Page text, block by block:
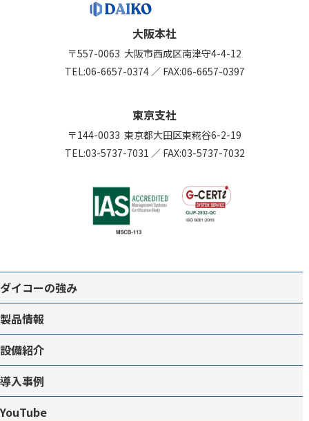
大阪本社
〒557-0063 大阪市西成区南津守4-4-12
TEL:06-6657-0374／ FAX:06-6657-0397
東京支社
〒144-0033 東京都大田区東糀谷6-2-19
TEL:03-5737-7031 ／ FAX:03-5737-7032
ダイコーの強み
製品情報
設備紹介
導入事例
YouTube